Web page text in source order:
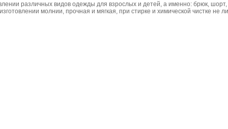
различных видов одежды для взрослых и детей, а именно: брюк,
молнии, прочная и мягкая, при стирке и химической чистке не